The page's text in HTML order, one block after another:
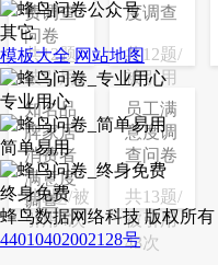
费调查
问卷
共12题/
被引用2
次
度调查
共12题/
被引用
10次
知名品
牌家居
消费者
满意度
调查
共9题/被
引用4次
员工满
意度调
查问卷
共13题/
被引用
43次
其它
模板大全 网站地图
专业用心
简单易用
终身免费
蜂鸟数据网络科技 版权所有
44010402002128号